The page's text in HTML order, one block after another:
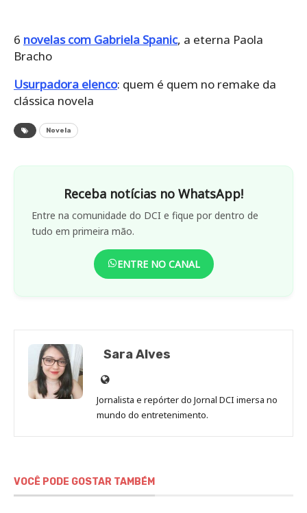
6 novelas com Gabriela Spanic, a eterna Paola
Bracho
Usurpadora elenco: quem é quem no remake da
clássica novela
Novela
Receba notícias no WhatsApp!
Entre na comunidade do DCI e fique por dentro de
tudo em primeira mão.
ENTRE NO CANAL
Sara Alves
Site
de
Sara
Jornalista e repórter do Jornal DCI imersa no
mundo do entretenimento.
VOCÊ PODE GOSTAR TAMBÉM